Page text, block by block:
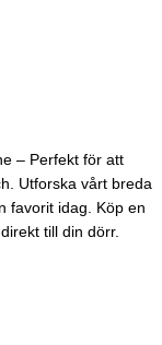
– Perfekt för att
Utforska vårt breda
favorit idag. Köp en
till din dörr.